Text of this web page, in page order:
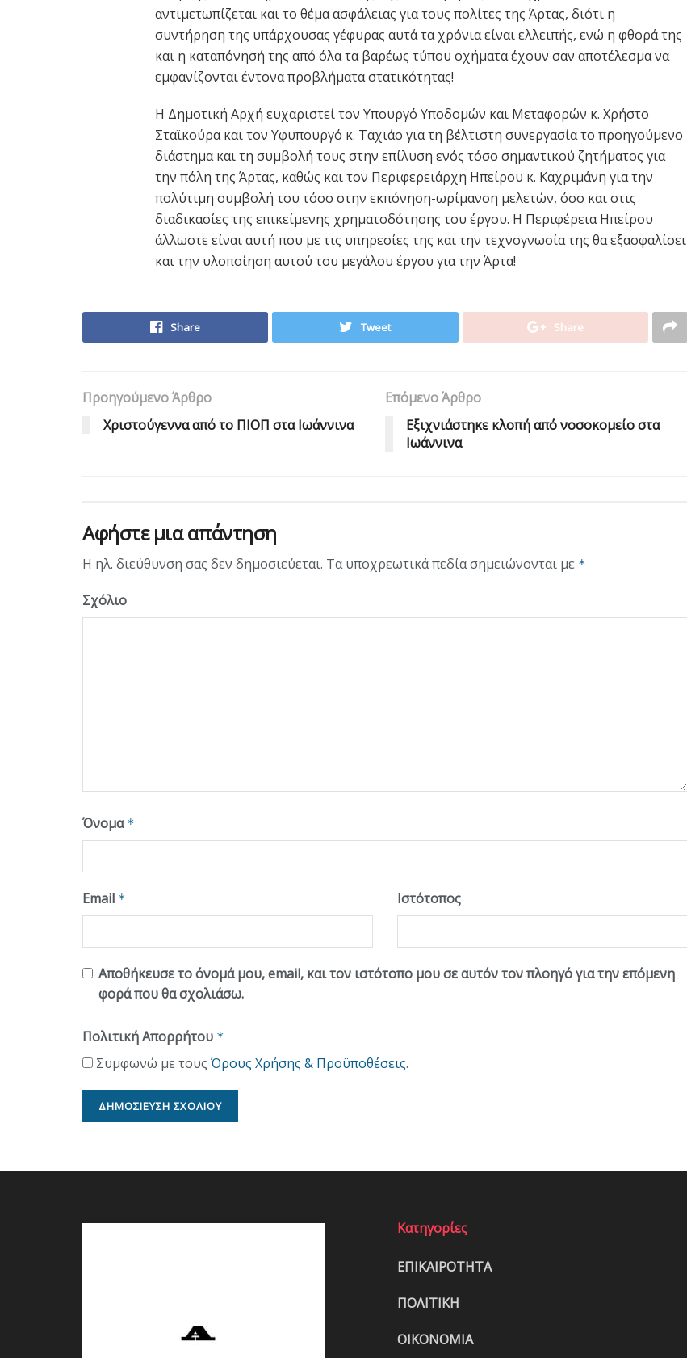
αντιμετωπίζεται και το θέμα ασφάλειας για τους πολίτες της Άρτας, διότι η
συντήρηση της υπάρχουσας γέφυρας αυτά τα χρόνια είναι ελλειπής, ενώ η φθορά της
και η καταπόνησή της από όλα τα βαρέως τύπου οχήματα έχουν σαν αποτέλεσμα να
εμφανίζονται έντονα προβλήματα στατικότητας!
Η Δημοτική Αρχή ευχαριστεί τον Υπουργό Υποδομών και Μεταφορών κ. Χρήστο
Σταϊκούρα και τον Υφυπουργό κ. Ταχιάο για τη βέλτιστη συνεργασία το προηγούμενο
διάστημα και τη συμβολή τους στην επίλυση ενός τόσο σημαντικού ζητήματος για
την πόλη της Άρτας, καθώς και τον Περιφερειάρχη Ηπείρου κ. Καχριμάνη για την
πολύτιμη συμβολή του τόσο στην εκπόνηση-ωρίμανση μελετών, όσο και στις
διαδικασίες της επικείμενης χρηματοδότησης του έργου. Η Περιφέρεια Ηπείρου
άλλωστε είναι αυτή που με τις υπηρεσίες της και την τεχνογνωσία της θα εξασφαλίσει
και την υλοποίηση αυτού του μεγάλου έργου για την Άρτα!
Share Tweet Share
Προηγούμενο Άρθρο
Χριστούγεννα από το ΠΙΟΠ στα Ιωάννινα
Επόμενο Άρθρο
Εξιχνιάστηκε κλοπή από νοσοκομείο στα
Ιωάννινα
Αφήστε μια απάντηση
Η ηλ. διεύθυνση σας δεν δημοσιεύεται. Τα υποχρεωτικά πεδία σημειώνονται με *
Σχόλιο
Όνομα *
Email * Ιστότοπος
Αποθήκευσε το όνομά μου, email, και τον ιστότοπο μου σε αυτόν τον πλοηγό για την επόμενη
φορά που θα σχολιάσω.
Πολιτική Απορρήτου *
Συμφωνώ με τους Όρους Χρήσης & Προϋποθέσεις.
Κατηγορίες
ΕΠΙΚΑΙΡΟΤΗΤΑ
ΠΟΛΙΤΙΚΗ
ΟΙΚΟΝΟΜΙΑ